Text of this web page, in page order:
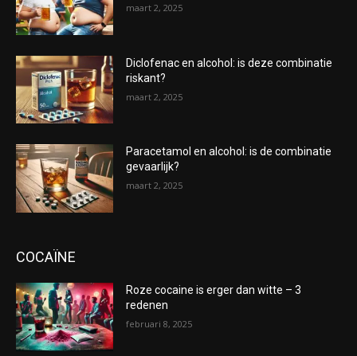
maart 2, 2025
Diclofenac en alcohol: is deze combinatie
riskant?
maart 2, 2025
Paracetamol en alcohol: is de combinatie
gevaarlijk?
maart 2, 2025
COCAÏNE
Roze cocaine is erger dan witte – 3
redenen
februari 8, 2025